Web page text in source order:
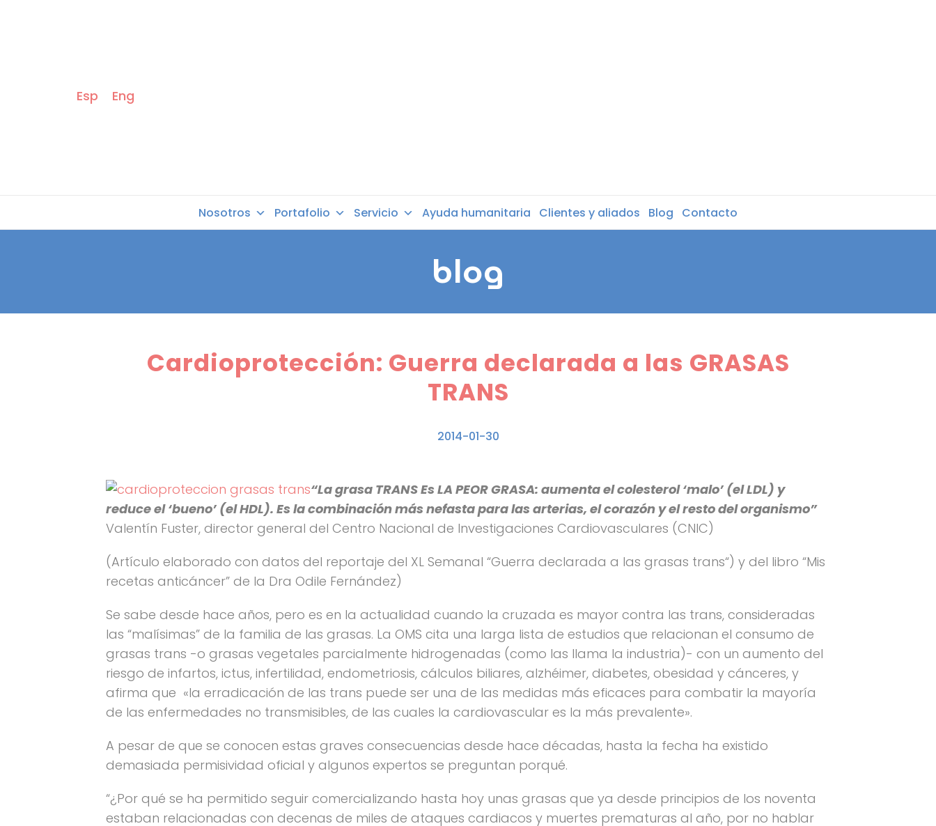
Esp Eng
Nosotros Portafolio Servicio Ayuda humanitaria Clientes y aliados Blog Contacto
blog
Cardioprotección: Guerra declarada a las GRASAS
TRANS
2014-01-30
“La grasa TRANS Es LA PEOR GRASA: aumenta el colesterol ‘malo’ (el LDL) y
reduce el ‘bueno’ (el HDL). Es la combinación más nefasta para las arterias, el corazón y el resto del organismo”
Valentín Fuster, director general del Centro Nacional de Investigaciones Cardiovasculares (CNIC)
(Artículo elaborado con datos del reportaje del XL Semanal “Guerra declarada a las grasas trans“) y del libro “Mis
recetas anticáncer” de la Dra Odile Fernández)
Se sabe desde hace años, pero es en la actualidad cuando la cruzada es mayor contra las trans, consideradas
las “malísimas” de la familia de las grasas. La OMS cita una larga lista de estudios que relacionan el consumo de
grasas trans -o grasas vegetales parcialmente hidrogenadas (como las llama la industria)- con un aumento del
riesgo de infartos, ictus, infertilidad, endometriosis, cálculos biliares, alzhéimer, diabetes, obesidad y cánceres, y
afirma que «la erradicación de las trans puede ser una de las medidas más eficaces para combatir la mayoría
de las enfermedades no transmisibles, de las cuales la cardiovascular es la más prevalente».
A pesar de que se conocen estas graves consecuencias desde hace décadas, hasta la fecha ha existido
demasiada permisividad oficial y algunos expertos se preguntan porqué.
“¿Por qué se ha permitido seguir comercializando hasta hoy unas grasas que ya desde principios de los noventa
estaban relacionadas con decenas de miles de ataques cardiacos y muertes prematuras al año, por no hablar